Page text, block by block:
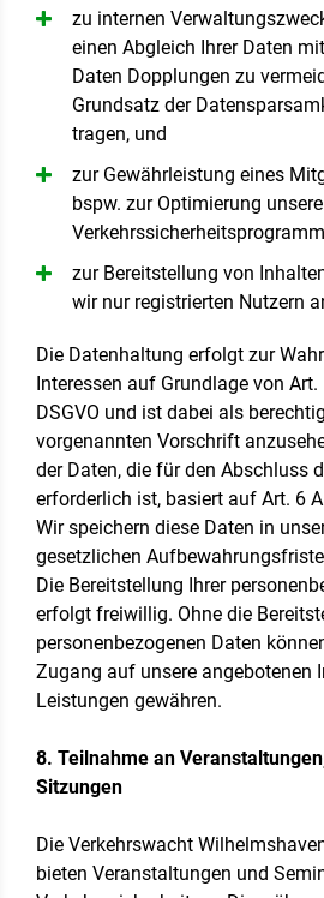
zu internen
einen Abgleich Ihrer Daten
Daten Dopplungen zu
Grundsatz der
tragen, und
zur Gewährleistung eines
bspw. zur Optimierung
zur Bereitstellung von
wir nur registrierten Nutzern
Die Datenhaltung erfolgt zur
Interessen auf Grundlage von
DSGVO und ist dabei als
vorgenannten Vorschrift
der Daten, die für den Abschluss
erforderlich ist, basiert auf Art. 6
Wir speichern diese Daten in
gesetzlichen
Die Bereitstellung Ihrer
erfolgt freiwillig. Ohne die
personenbezogenen Daten
Zugang auf unsere angebotenen
Leistungen gewähren.
8. Teilnahme an
Sitzungen
Die Verkehrswacht
bieten Veranstaltungen und